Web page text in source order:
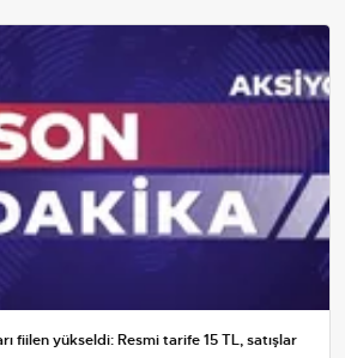
fiilen yükseldi: Resmi tarife 15 TL, satışlar